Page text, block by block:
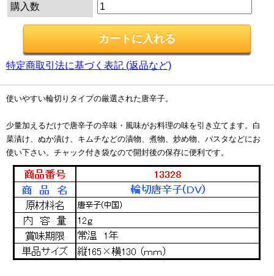
購入数
特定商取引法に基づく表記 (返品など)
使いやすい輪切りタイプの厳選された唐辛子。
少量加えるだけで唐辛子の辛味・風味がお料理の味を引き立てます。白
菜漬け、ぬか漬け、キムチなどの漬物、煮物、炒め物、パスタなどにお
使い下さい。チャック付き袋なので開封後の保存に便利です。